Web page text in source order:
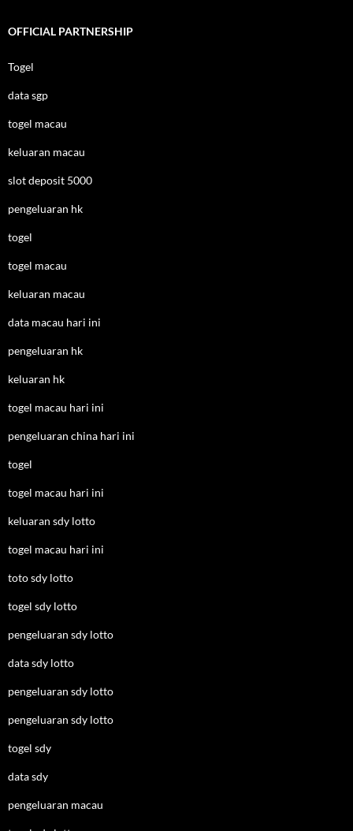
OFFICIAL PARTNERSHIP
Togel
data sgp
togel macau
keluaran macau
slot deposit 5000
pengeluaran hk
togel
togel macau
keluaran macau
data macau hari ini
pengeluaran hk
keluaran hk
togel macau hari ini
pengeluaran china hari ini
togel
togel macau hari ini
keluaran sdy lotto
togel macau hari ini
toto sdy lotto
togel sdy lotto
pengeluaran sdy lotto
data sdy lotto
pengeluaran sdy lotto
pengeluaran sdy lotto
togel sdy
data sdy
pengeluaran macau